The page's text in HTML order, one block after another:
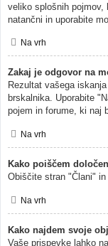
veliko splošnih pojmov,
natančni in uporabite
Na vrh
Zakaj je odgovor na
Rezultat vašega
brskalnika. Uporabite
pojem in forume, ki naj
Na vrh
Kako poiščem
Obiščite stran "Člani"
Na vrh
Kako najdem svoje
Vaše prispevke lahko